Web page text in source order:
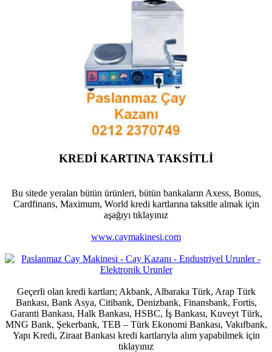
KREDİ KARTINA TAKSİTLİ
Bu sitede yeralan bütün ürünleri, bütün bankaların Axess, Bonus,
Cardfinans, Maximum, World kredi kartlarına taksitle almak için
aşağıyı tıklayınız
www.caymakinesi.com
Geçerli olan kredi kartları; Akbank, Albaraka Türk, Arap Türk
Bankası, Bank Asya, Citibank, Denizbank, Finansbank, Fortis,
Garanti Bankası, Halk Bankası, HSBC, İş Bankası, Kuveyt Türk,
MNG Bank, Şekerbank, TEB – Türk Ekonomi Bankası, Vakıfbank,
Yapı Kredi, Ziraat Bankası kredi kartlarıyla alım yapabilmek için
tıklayınız